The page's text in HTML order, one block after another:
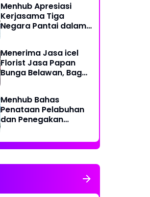
TNI Profesional di Era
Tantangan Milenial
Menhub Apresiasi
Kerjasama Tiga
Negara Pantai dalam
Laut
Menerima Jasa icel
Florist Jasa Papan
Bunga Belawan, Bagus
Menhub Bahas
Penataan Pelabuhan
dan Penegakan
Sistem Identifikasi
Kapal Otomatis